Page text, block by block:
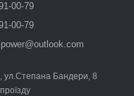
00-79
00-79
ул.Степана Бандери, 8